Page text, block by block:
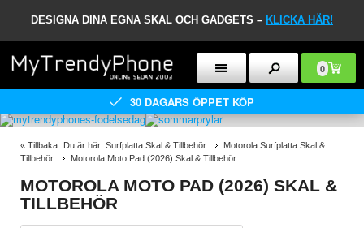
DESIGNA DINA EGNA SKAL OCH GADGETS – KLICKA HÄR!
0
30 DAGARS ÖPPET KÖP
« Tillbaka Du är här: Surfplatta Skal & Tillbehör
Motorola Surfplatta Skal &
Tillbehör
Motorola Moto Pad (2026) Skal & Tillbehör
MOTOROLA MOTO PAD (2026) SKAL &
TILLBEHÖR